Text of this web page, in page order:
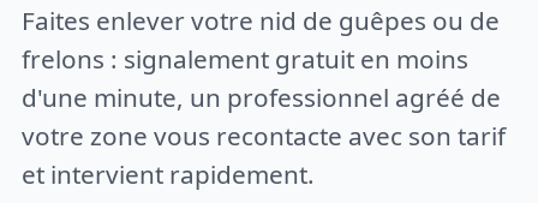
Faites enlever votre nid de guêpes ou de
frelons : signalement gratuit en moins
d'une minute, un professionnel agréé de
votre zone vous recontacte avec son tarif
et intervient rapidement.